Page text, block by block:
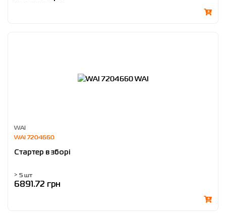
WAI
WAI 7204660
Стартер в зборі
> 5 шт
6891.72 грн